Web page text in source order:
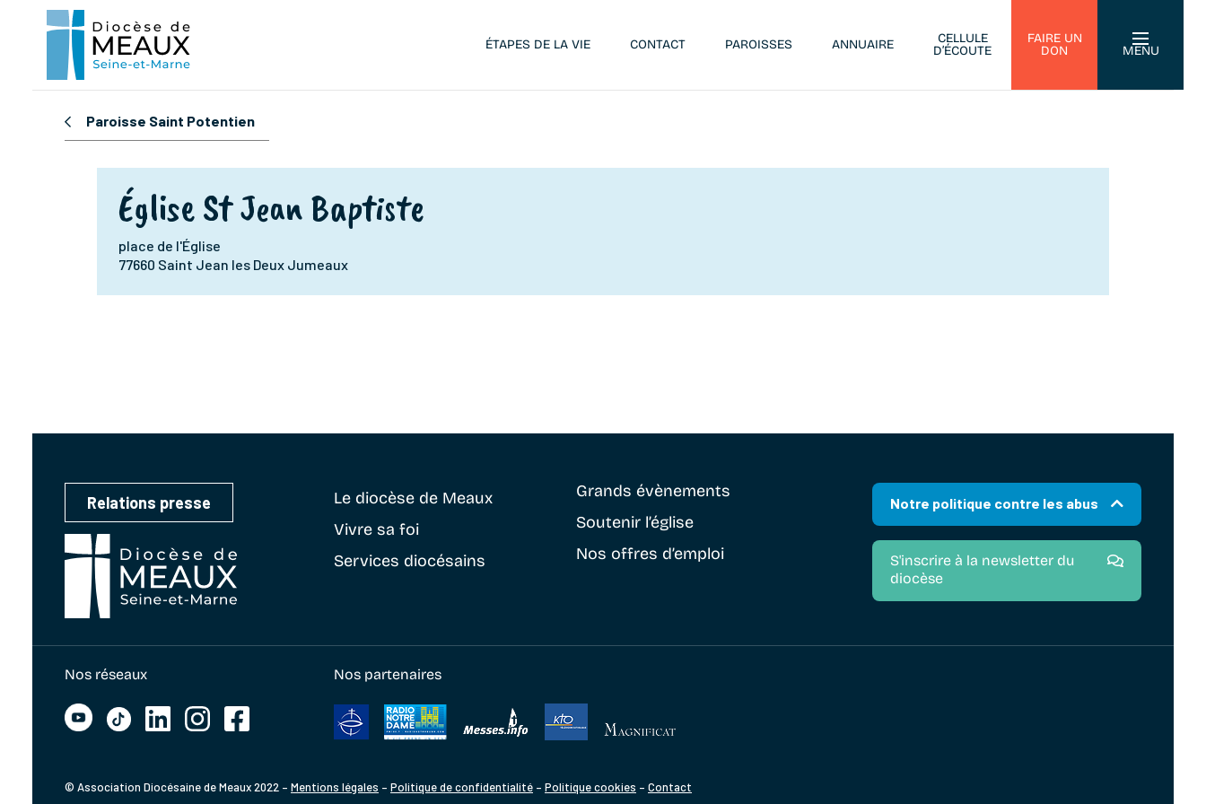
ÉTAPES DE LA VIE CONTACT PAROISSES ANNUAIRE
CELLULE
D’ÉCOUTE
FAIRE UN
DON
MENU
Paroisse Saint Potentien
Église St Jean Baptiste
place de l'Église
77660 Saint Jean les Deux Jumeaux
Relations presse Le diocèse de Meaux
Vivre sa foi
Services diocésains
Grands évènements
Soutenir l’église
Nos offres d’emploi
Notre politique contre les abus
S'inscrire à la newsletter du
diocèse
Nos réseaux Nos partenaires
© Association Diocésaine de Meaux 2022 – Mentions légales – Politique de confidentialité – Politique cookies – Contact